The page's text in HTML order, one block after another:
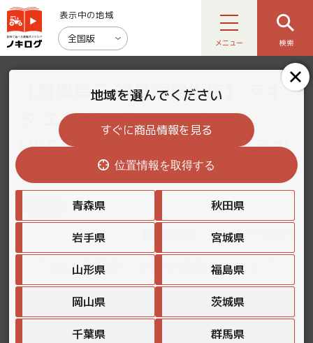
表示中の地域
全国版 メニュー 検索
【農機具王 福島須賀川店】 マキ
タ エンジンチェーンソー
MDE430 その他 ヤフオク 出品中
2024.03.03
その他
動画投稿日：2024年03月03日
購入者限定！お得な特典あります
地域を選んでください
すぐに商品情報を見る
位置情報を取得する
青森県 秋田県
岩手県 宮城県
山形県 福島県
岡山県 茨城県
千葉県 群馬県